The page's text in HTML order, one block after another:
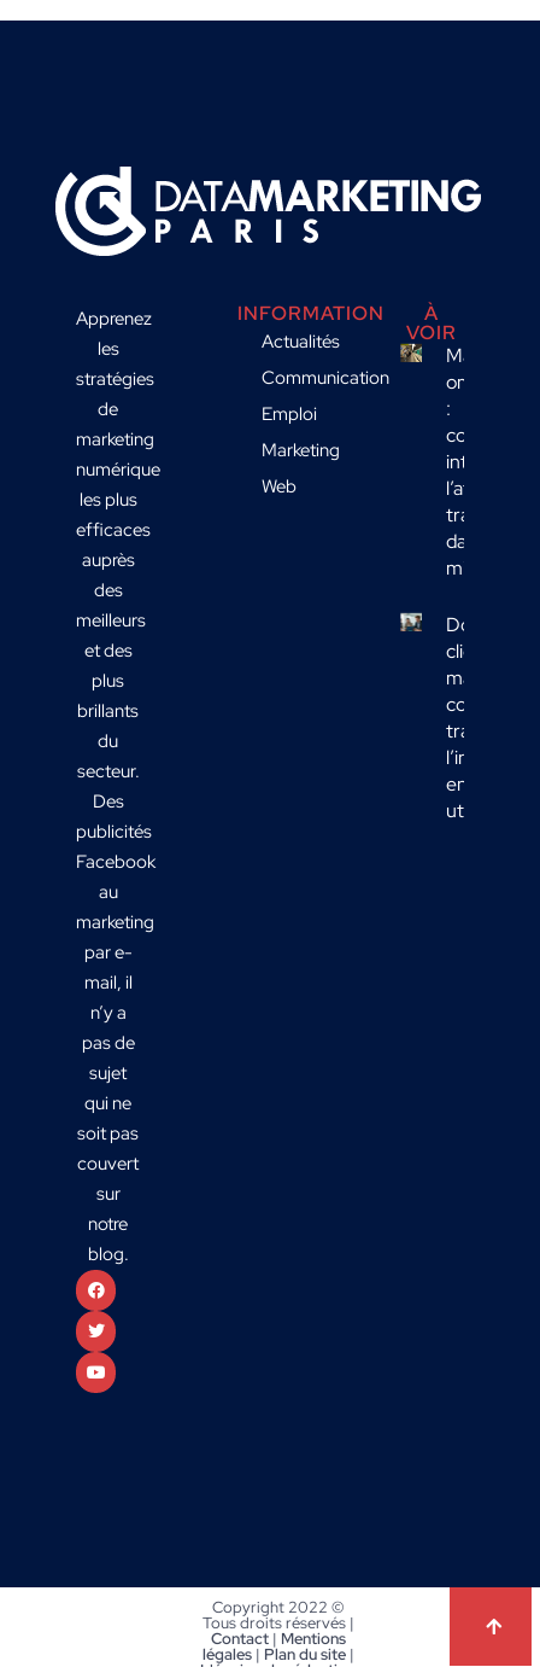
Apprenez
les
stratégies
de
marketing
numérique
les plus
efficaces
auprès
des
meilleurs
et des
plus
brillants
du
secteur.
Des
publicités
Facebook
au
marketing
par e-
mail, il
n’y a
pas de
sujet
qui ne
soit pas
couvert
sur
notre
blog.
INFORMATION
Actualités
Communication
Emploi
Marketing
Web
À
VOIR
Marketing
omnicanal
:
comment
intégrer
l’affichage
transport
dans votre
mix média
Données
clients
marketing :
comment
en actions
utiles ?
Copyright 2022 ©
Tous droits réservés |
Contact| Mentions
légales| Plan du site|